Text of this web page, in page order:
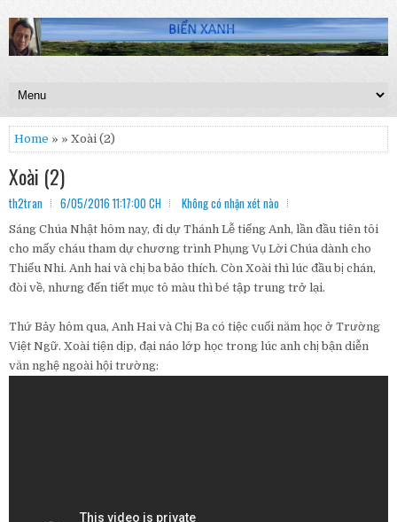
Home » » Xoài (2)
Xoài (2)
th2tran 6/05/2016 11:17:00 CH Không có nhận xét nào
Sáng Chúa Nhật hôm nay, đi dự Thánh Lễ tiếng Anh, lần đầu tiên tôi
cho mấy cháu tham dự chương trình Phụng Vụ Lời Chúa dành cho
Thiếu Nhi. Anh hai và chị ba bảo thích. Còn Xoài thì lúc đầu bị chán,
đòi về, nhưng đến tiết mục tô màu thì bé tập trung trở lại.
Thứ Bảy hôm qua, Anh Hai và Chị Ba có tiệc cuối năm học ở Trường
Việt Ngữ. Xoài tiện dịp, đại náo lớp học trong lúc anh chị bận diễn
văn nghệ ngoài hội trường: